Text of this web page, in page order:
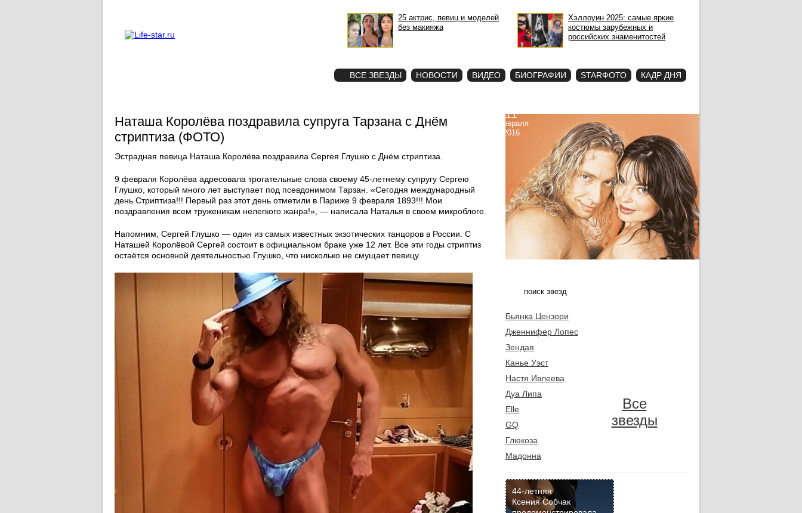
25 актрис, певиц и моделей
без макияжа
Хэллоуин 2025: самые яркие
костюмы зарубежных и
российских знаменитостей
ВСЕ ЗВЕЗДЫ НОВОСТИ ВИДЕО БИОГРАФИИ STARФОТО КАДР ДНЯ
Наташа Королёва поздравила супруга Тарзана с Днём
стриптиза (ФОТО)
Эстрадная певица Наташа Королёва поздравила Сергея Глушко с Днём стриптиза.
9 февраля Королёва адресовала трогательные слова своему 45-летнему супругу Сергею
Глушко, который много лет выступает под псевдонимом Тарзан. «Сегодня международный
день Стриптиза!!! Первый раз этот день отметили в Париже 9 февраля 1893!!! Мои
поздравления всем труженикам нелегкого жанра!», — написала Наталья в своем микроблоге.
Напомним, Сергей Глушко — один из самых известных экзотических танцоров в России. С
Наташей Королёвой Сергей состоит в официальном браке уже 12 лет. Все эти годы стриптиз
остаётся основной деятельностью Глушко, что нисколько не смущает певицу.
11
февраля
2016
Бьянка Цензори
Дженнифер Лопес
Зендая
Канье Уэст
Настя Ивлеева
Дуа Липа
Elle
GQ
Глюкоза
Мадонна
Все
звезды
44-летняя
Ксения Собчак